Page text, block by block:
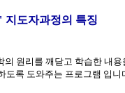
도자과정의 특징
의 원리를 깨닫고 학습한 내용
도록 도와주는 프로그램 입니